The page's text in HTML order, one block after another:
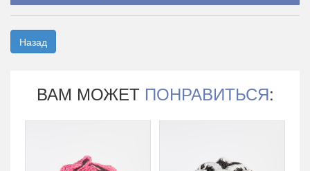
Назад
ВАМ МОЖЕТ ПОНРАВИТЬСЯ: